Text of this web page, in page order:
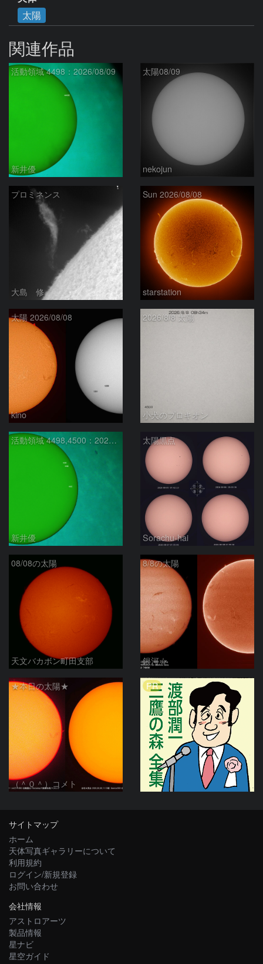
太陽
関連作品
活動領域 4498：2026/08/09
新井優
太陽08/09
nekojun
プロミネンス
大島 修
Sun 2026/08/08
starstation
太陽 2026/08/08
kino
2026/8/8 太陽
小犬のプロキオン
活動領域 4498,4500：2026/08/08
新井優
太陽黒点
Sorachu-hai
08/08の太陽
天文バカボン町田支部
8/8の太陽
銀河☆
★本日の太陽★
（＾０＾）コメト
PR
サイトマップ
ホーム
天体写真ギャラリーについて
利用規約
ログイン/新規登録
お問い合わせ
会社情報
アストロアーツ
製品情報
星ナビ
星空ガイド